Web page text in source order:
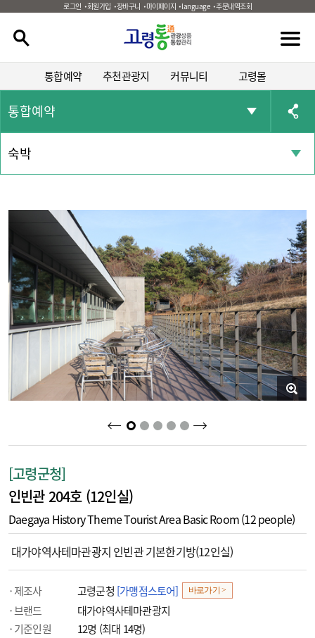
로그인 회원가입 장바구니 마이페이지 language 주문내역조회
통합예약 추천관광지 커뮤니티 고령몰
통합예약
숙박
2 3 4 5
[고령군청]
인빈관 204호 (12인실)
Daegaya History Theme Tourist Area Basic Room (12 people)
대가야역사테마관광지 인빈관 기본한기방(12인실)
제조사 고령군청 [가맹점스토어] 바로가기 >
브랜드
대가야역사테마관광지
기준인원
12명 (최대 14명)